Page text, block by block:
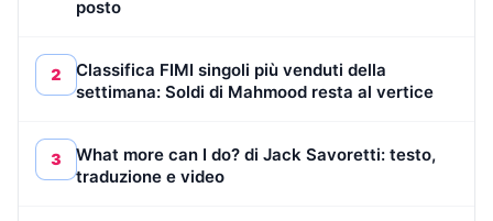
posto
2
Classifica FIMI singoli più venduti della
settimana: Soldi di Mahmood resta al vertice
3
What more can I do? di Jack Savoretti: testo,
traduzione e video